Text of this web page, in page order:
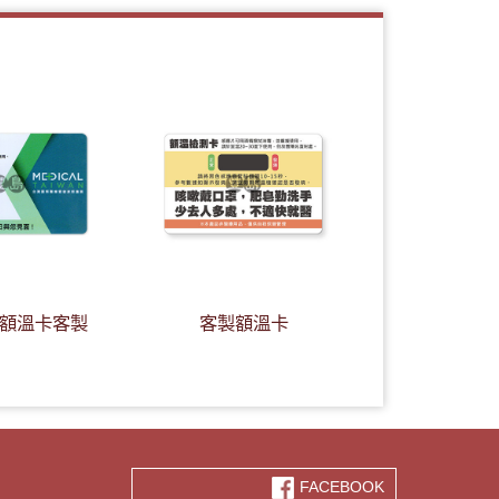
溫卡客製 客製額溫卡
FACEBOOK